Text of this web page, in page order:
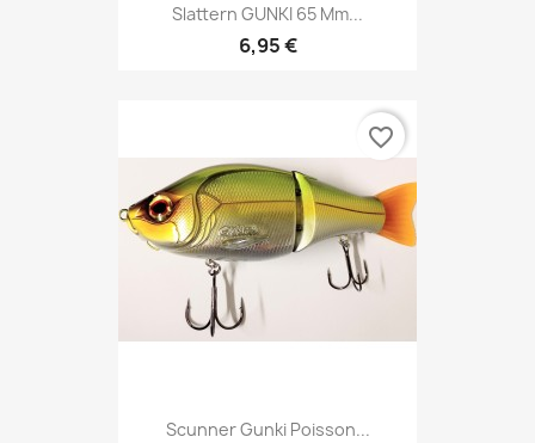
Slattern GUNKI 65 Mm...
6,95 €
Scunner Gunki Poisson...
favorite_border